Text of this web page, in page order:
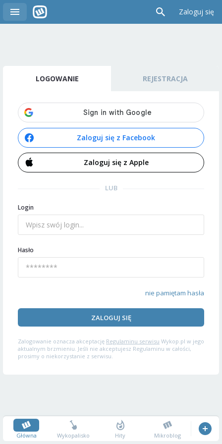
Zaloguj się
LOGOWANIE REJESTRACJA
Zaloguj się z Facebook
Zaloguj się z Apple
LUB
Login
Hasło
nie pamiętam hasła
ZALOGUJ SIĘ
Zalogowanie oznacza akceptację Regulaminu serwisu Wykop.pl w jego
aktualnym brzmieniu. Jeśli nie akceptujesz Regulaminu w całości,
prosimy o niekorzystanie z serwisu.
Główna Wykopalisko Hity Mikroblog